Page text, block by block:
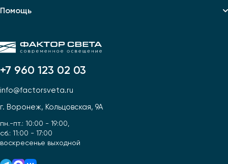
+7 960 123 02 03
info@factorsveta.ru
г. Воронеж, Кольцовская, 9А
пн.-пт.: 10:00 - 19:00,
сб.: 11:00 - 17:00
воскресенье выходной
Помощь